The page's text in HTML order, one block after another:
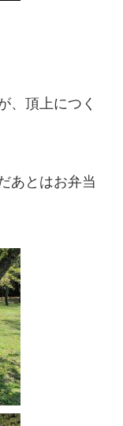
、頂上につく
あとはお弁当